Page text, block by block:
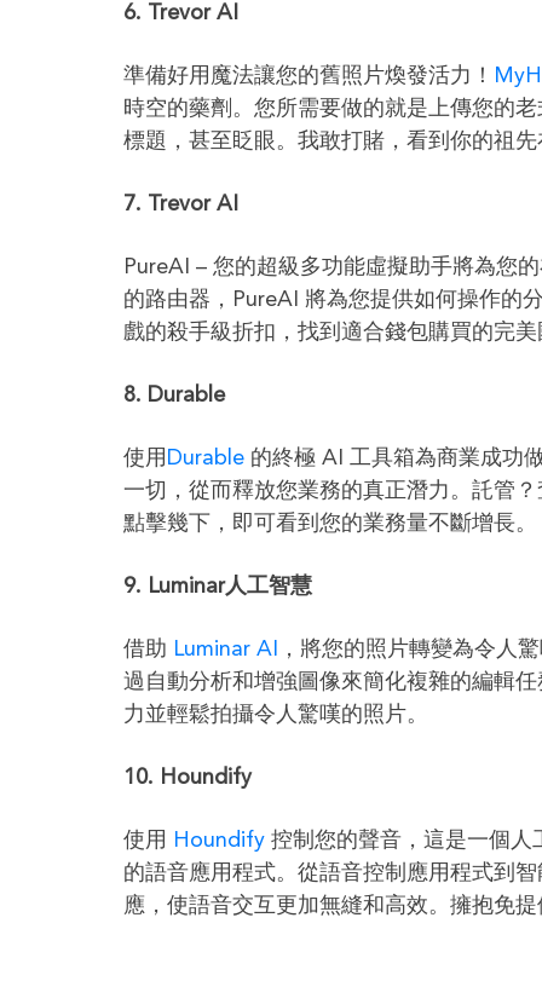
6. Trevor AI
準備好用魔法讓您的舊照片煥發活力！
時空的藥劑。您所需要做的就是上傳您的
標題，甚至眨眼。我敢打賭，看到你的祖
7. Trevor AI
PureAI – 您的超級多功能虛擬助手將為您
的路由器，PureAI 將為您提供如何操作的
戲的殺手級折扣，找到適合錢包購買的完
8. Durable
使用 Durable 的終極 AI 工具箱為商業成功
一切，從而釋放您業務的真正潛力。託管
點擊幾下，即可看到您的業務量不斷增長。
9. Luminar人工智慧
借助 Luminar AI
，將您的照片轉變為令人
過自動分析和增強圖像來簡化複雜的編輯
力並輕鬆拍攝令人驚嘆的照片。
10. Houndify
使用 Houndify 控制您的聲音，這是一個人
的語音應用程式。從語音控制應用程式到
應，使語音交互更加無縫和高效。擁抱免